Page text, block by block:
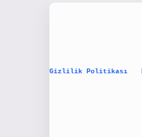
Gizlilik Politikası